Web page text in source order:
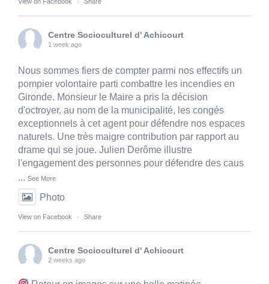
Centre Socioculturel d' Achicourt
1 week ago
Nous sommes fiers de compter parmi nos effectifs un
pompier volontaire parti combattre les incendies en
Gironde. Monsieur le Maire a pris la décision
d'octroyer, au nom de la municipalité, les congés
exceptionnels à cet agent pour défendre nos espaces
naturels. Une très maigre contribution par rapport au
drame qui se joue. Julien Derôme illustre
l'engagement des personnes pour défendre des caus
... See More
Photo
View on Facebook · Share
Centre Socioculturel d' Achicourt
2 weeks ago